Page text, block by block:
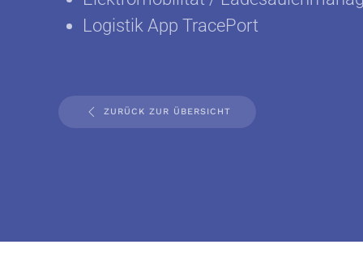
Logistik App TracePort
ZURÜCK ZUR ÜBERSICHT